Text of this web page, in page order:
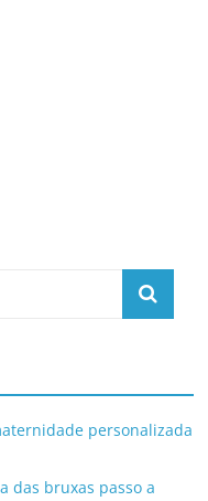
personalizada
das bruxas passo a